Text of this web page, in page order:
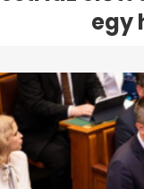
egy